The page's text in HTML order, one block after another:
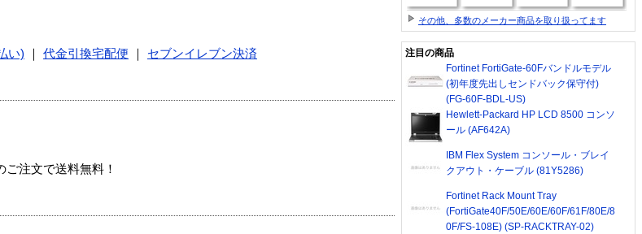
い) 代金引換宅配便
セブンイレブン決済
注文で送料無料！
その他、多数のメーカー商品を取り扱ってます
注目の商品
Fortinet FortiGate-60Fバンドルモデル
(初年度先出しセンドバック保守付)
(FG-60F-BDL-US)
Hewlett-Packard HP LCD 8500 コンソ
ール (AF642A)
IBM Flex System コンソール・ブレイ
クアウト・ケーブル (81Y5286)
Fortinet Rack Mount Tray
(FortiGate40F/50E/60E/60F/61F/80E/8
0F/FS-108E) (SP-RACKTRAY-02)